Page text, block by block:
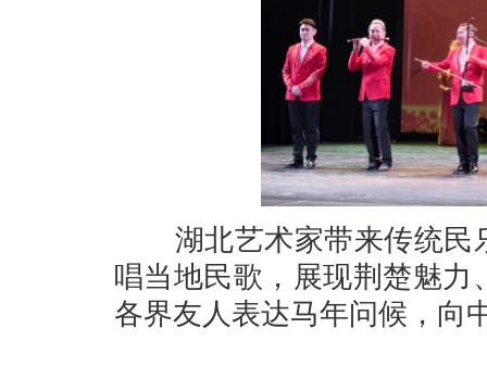
湖北艺术家带来传统民
唱当地民歌，展现荆楚魅
各界友人表达马年问候，向